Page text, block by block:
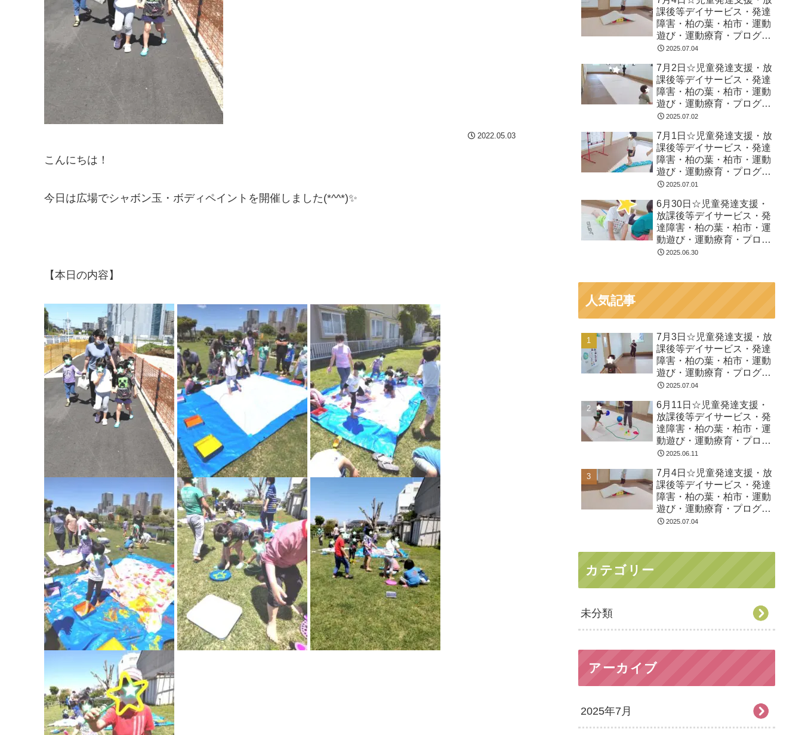
2022.05.03
こんにちは！
今日は広場でシャボン玉・ボディペイントを開催しました(*^^*)✨
【本日の内容】
課後等デイサービス・発達
障害・柏の葉・柏市・運動
遊び・運動療育・プログラ
ム・楽しい療育
2025.07.04
7月2日☆児童発達支援・放
課後等デイサービス・発達
障害・柏の葉・柏市・運動
遊び・運動療育・プログラ
ム・楽しい療育
2025.07.02
7月1日☆児童発達支援・放
課後等デイサービス・発達
障害・柏の葉・柏市・運動
遊び・運動療育・プログラ
ム・楽しい療育
2025.07.01
6月30日☆児童発達支援・
放課後等デイサービス・発
達障害・柏の葉・柏市・運
動遊び・運動療育・プログ
ラム・楽しい療育
2025.06.30
人気記事
7月3日☆児童発達支援・放
課後等デイサービス・発達
障害・柏の葉・柏市・運動
遊び・運動療育・プログラ
ム・楽しい療育
2025.07.04
6月11日☆児童発達支援・
放課後等デイサービス・発
達障害・柏の葉・柏市・運
動遊び・運動療育・プログ
ラム・楽しい療育
2025.06.11
7月4日☆児童発達支援・放
課後等デイサービス・発達
障害・柏の葉・柏市・運動
遊び・運動療育・プログラ
ム・楽しい療育
2025.07.04
カテゴリー
未分類
アーカイブ
2025年7月